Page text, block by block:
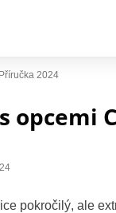
2024
opcemi
pokročilý, ale